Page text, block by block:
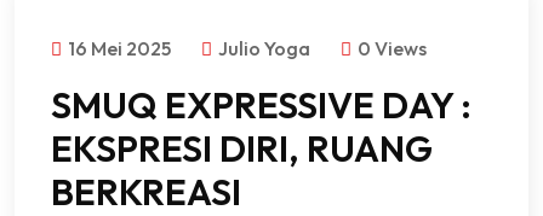
16 Mei 2025 Julio Yoga 0 Views
SMUQ EXPRESSIVE DAY :
EKSPRESI DIRI, RUANG
BERKREASI